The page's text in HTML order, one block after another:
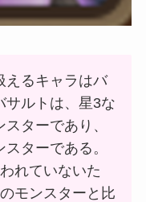
えるキャラはバ
サルトは、星3な
ターであり、
ターである。
れていないた
モンスターと比